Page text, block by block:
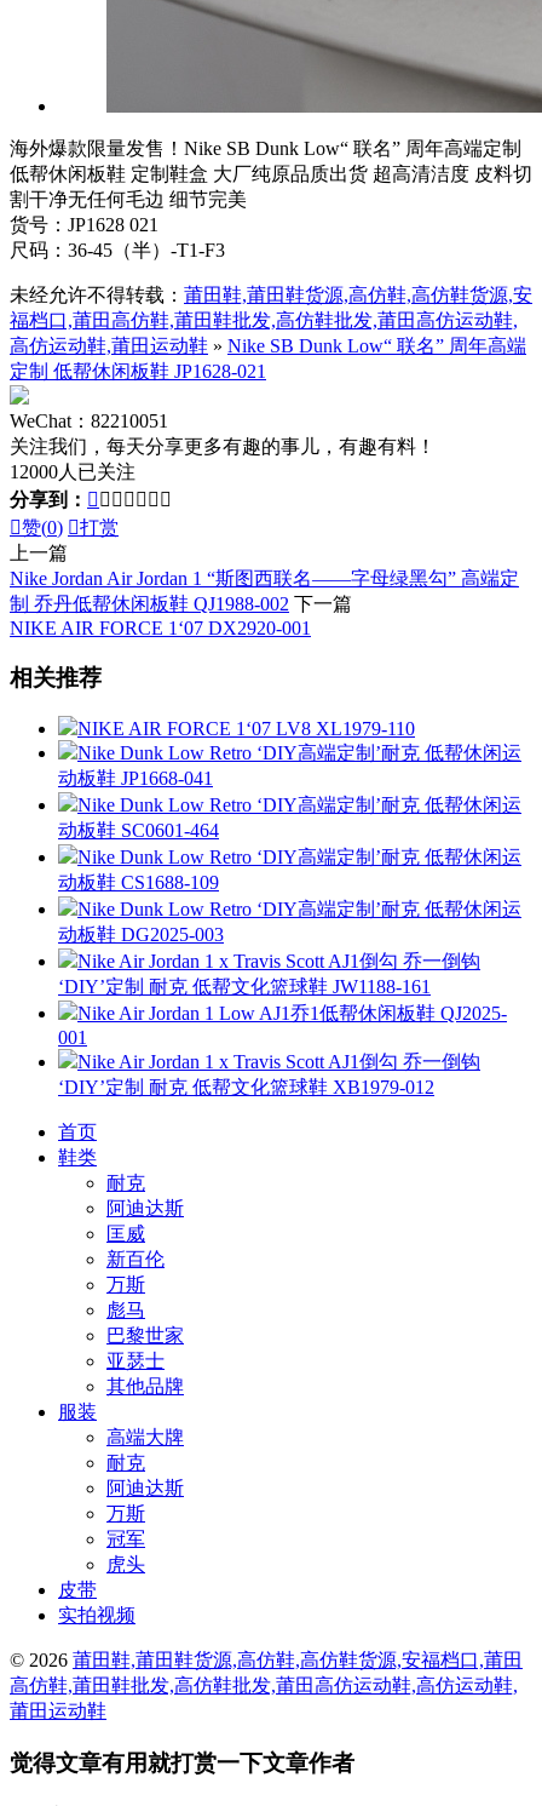
海外爆款限量发售！Nike SB Dunk Low“ 联名” 周年高端定制
低帮休闲板鞋 定制鞋盒 大厂纯原品质出货 超高清洁度 皮料切
割干净无任何毛边 细节完美
货号：JP1628 021
尺码：36-45（半）-T1-F3
未经允许不得转载： 莆田鞋,莆田鞋货源,高仿鞋,高仿鞋货源,安
福档口,莆田高仿鞋,莆田鞋批发,高仿鞋批发,莆田高仿运动鞋,
高仿运动鞋,莆田运动鞋 » Nike SB Dunk Low“ 联名” 周年高端
定制 低帮休闲板鞋 JP1628-021
WeChat：82210051
关注我们，每天分享更多有趣的事儿，有趣有料！
12000人已关注
分享到：       
赞(0) 打赏
上一篇
Nike Jordan Air Jordan 1 “斯图西联名——字母绿黑勾” 高端定
制 乔丹低帮休闲板鞋 QJ1988-002 下一篇
NIKE AIR FORCE 1‘07 DX2920-001
相关推荐
NIKE AIR FORCE 1‘07 LV8 XL1979-110
Nike Dunk Low Retro ‘DIY高端定制’耐克 低帮休闲运
动板鞋 JP1668-041
Nike Dunk Low Retro ‘DIY高端定制’耐克 低帮休闲运
动板鞋 SC0601-464
Nike Dunk Low Retro ‘DIY高端定制’耐克 低帮休闲运
动板鞋 CS1688-109
Nike Dunk Low Retro ‘DIY高端定制’耐克 低帮休闲运
动板鞋 DG2025-003
Nike Air Jordan 1 x Travis Scott AJ1倒勾 乔一倒钩
‘DIY’定制 耐克 低帮文化篮球鞋 JW1188-161
Nike Air Jordan 1 Low AJ1乔1低帮休闲板鞋 QJ2025-
001
Nike Air Jordan 1 x Travis Scott AJ1倒勾 乔一倒钩
‘DIY’定制 耐克 低帮文化篮球鞋 XB1979-012
首页
鞋类
耐克
阿迪达斯
匡威
新百伦
万斯
彪马
巴黎世家
亚瑟士
其他品牌
服装
高端大牌
耐克
阿迪达斯
万斯
冠军
虎头
皮带
实拍视频
© 2026 莆田鞋,莆田鞋货源,高仿鞋,高仿鞋货源,安福档口,莆田
高仿鞋,莆田鞋批发,高仿鞋批发,莆田高仿运动鞋,高仿运动鞋,
莆田运动鞋
觉得文章有用就打赏一下文章作者